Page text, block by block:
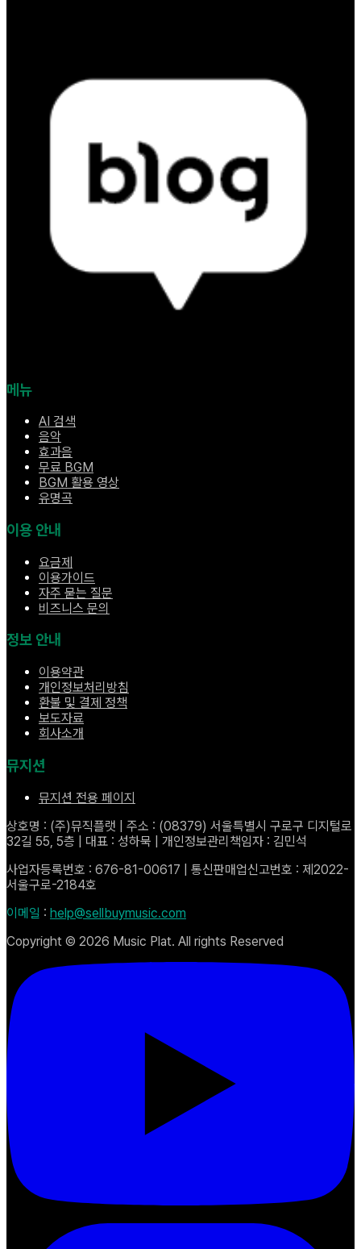
메뉴
AI 검색
음악
효과음
무료 BGM
BGM 활용 영상
유명곡
이용 안내
요금제
이용가이드
자주 묻는 질문
비즈니스 문의
정보 안내
이용약관
개인정보처리방침
환불 및 결제 정책
보도자료
회사소개
뮤지션
뮤지션 전용 페이지
상호명 : (주)뮤직플랫 | 주소 : (08379) 서울특별시 구로구 디지털로
32길 55, 5층 | 대표 : 성하묵 | 개인정보관리책임자 : 김민석
사업자등록번호 : 676-81-00617 | 통신판매업신고번호 : 제2022-
서울구로-2184호
이메일 : help@sellbuymusic.com
Copyright © 2026 Music Plat. All rights Reserved